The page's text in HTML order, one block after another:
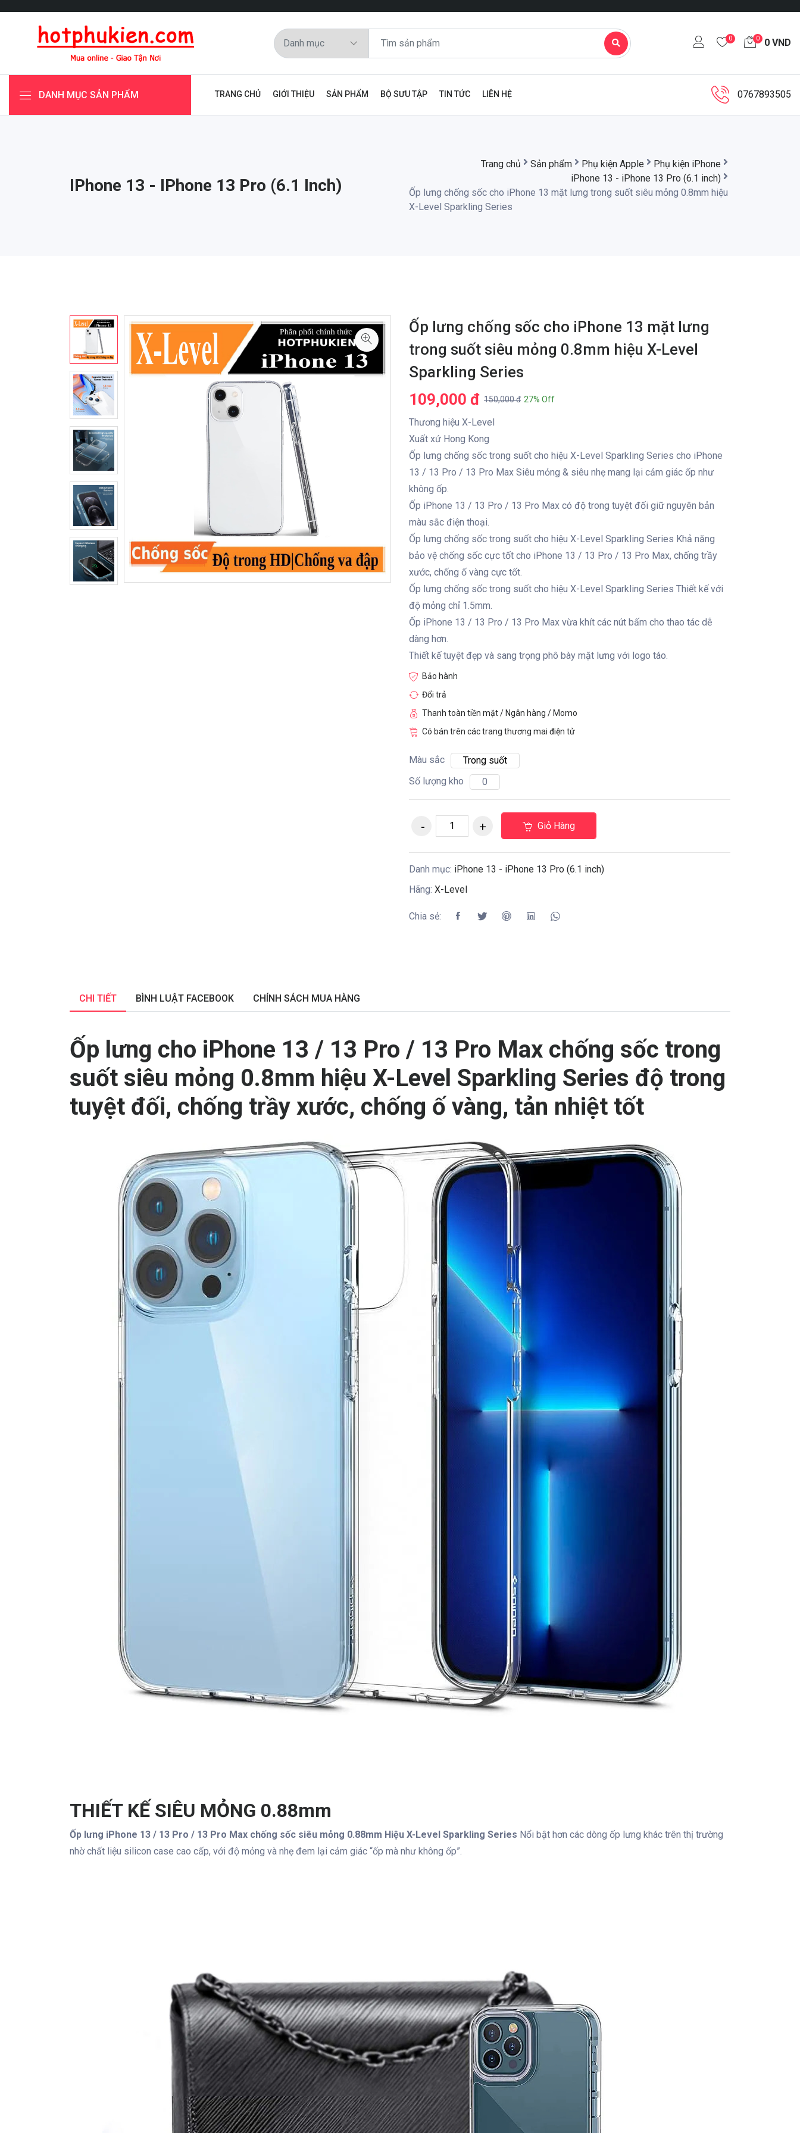
0 0 0 VND
DANH MỤC SẢN PHẨM TRANG CHỦ GIỚI THIỆU SẢN PHẨM BỘ SƯU TẬP TIN TỨC LIÊN HỆ 0767893505
IPhone 13 - IPhone 13 Pro (6.1 Inch)
Trang chủ Sản phẩm Phụ kiện Apple
Phụ kiện iPhone
iPhone 13 - iPhone 13 Pro (6.1 inch)
Ốp lưng chống sốc cho iPhone 13 mặt lưng trong suốt siêu mỏng 0.8mm hiệu
X-Level Sparkling Series
Ốp lưng chống sốc cho iPhone 13 mặt lưng
trong suốt siêu mỏng 0.8mm hiệu X-Level
Sparkling Series
109,000 đ 150,000 đ 27% Off
Thương hiệu X-Level
Xuất xứ Hong Kong
Ốp lưng chống sốc trong suốt cho hiệu X-Level Sparkling Series cho iPhone
13 / 13 Pro / 13 Pro Max Siêu mỏng & siêu nhẹ mang lại cảm giác ốp như
không ốp.
Ốp iPhone 13 / 13 Pro / 13 Pro Max có độ trong tuyệt đối giữ nguyên bản
màu sắc điện thoại.
Ốp lưng chống sốc trong suốt cho hiệu X-Level Sparkling Series Khả năng
bảo vệ chống sốc cực tốt cho iPhone 13 / 13 Pro / 13 Pro Max, chống trầy
xước, chống ố vàng cực tốt.
Ốp lưng chống sốc trong suốt cho hiệu X-Level Sparkling Series Thiết kế với
độ mỏng chỉ 1.5mm.
Ốp iPhone 13 / 13 Pro / 13 Pro Max vừa khít các nút bấm cho thao tác dễ
dàng hơn.
Thiết kế tuyệt đẹp và sang trọng phô bày mặt lưng với logo táo.
Bảo hành
Đổi trả
Thanh toàn tiền mặt / Ngân hàng / Momo
Có bán trên các trang thương mai điện tử
Màu sắc
Trong suốt
Số lượng kho
0
Giỏ Hàng
Danh mục: iPhone 13 - iPhone 13 Pro (6.1 inch)
Hãng: X-Level
Chia sẻ:
CHI TIẾT BÌNH LUẬT FACEBOOK CHÍNH SÁCH MUA HÀNG
Ốp lưng cho iPhone 13 / 13 Pro / 13 Pro Max chống sốc trong
suốt siêu mỏng 0.8mm hiệu X-Level Sparkling Series độ trong
tuyệt đối, chống trầy xước, chống ố vàng, tản nhiệt tốt
THIẾT KẾ SIÊU MỎNG 0.88mm
Ốp lưng iPhone 13 / 13 Pro / 13 Pro Max chống sốc siêu mỏng 0.88mm Hiệu X-Level Sparkling Series Nổi bật hơn các dòng ốp lưng khác trên thị trường
nhờ chất liệu silicon case cao cấp, với độ mỏng và nhẹ đem lại cảm giác “ốp mà như không ốp”.